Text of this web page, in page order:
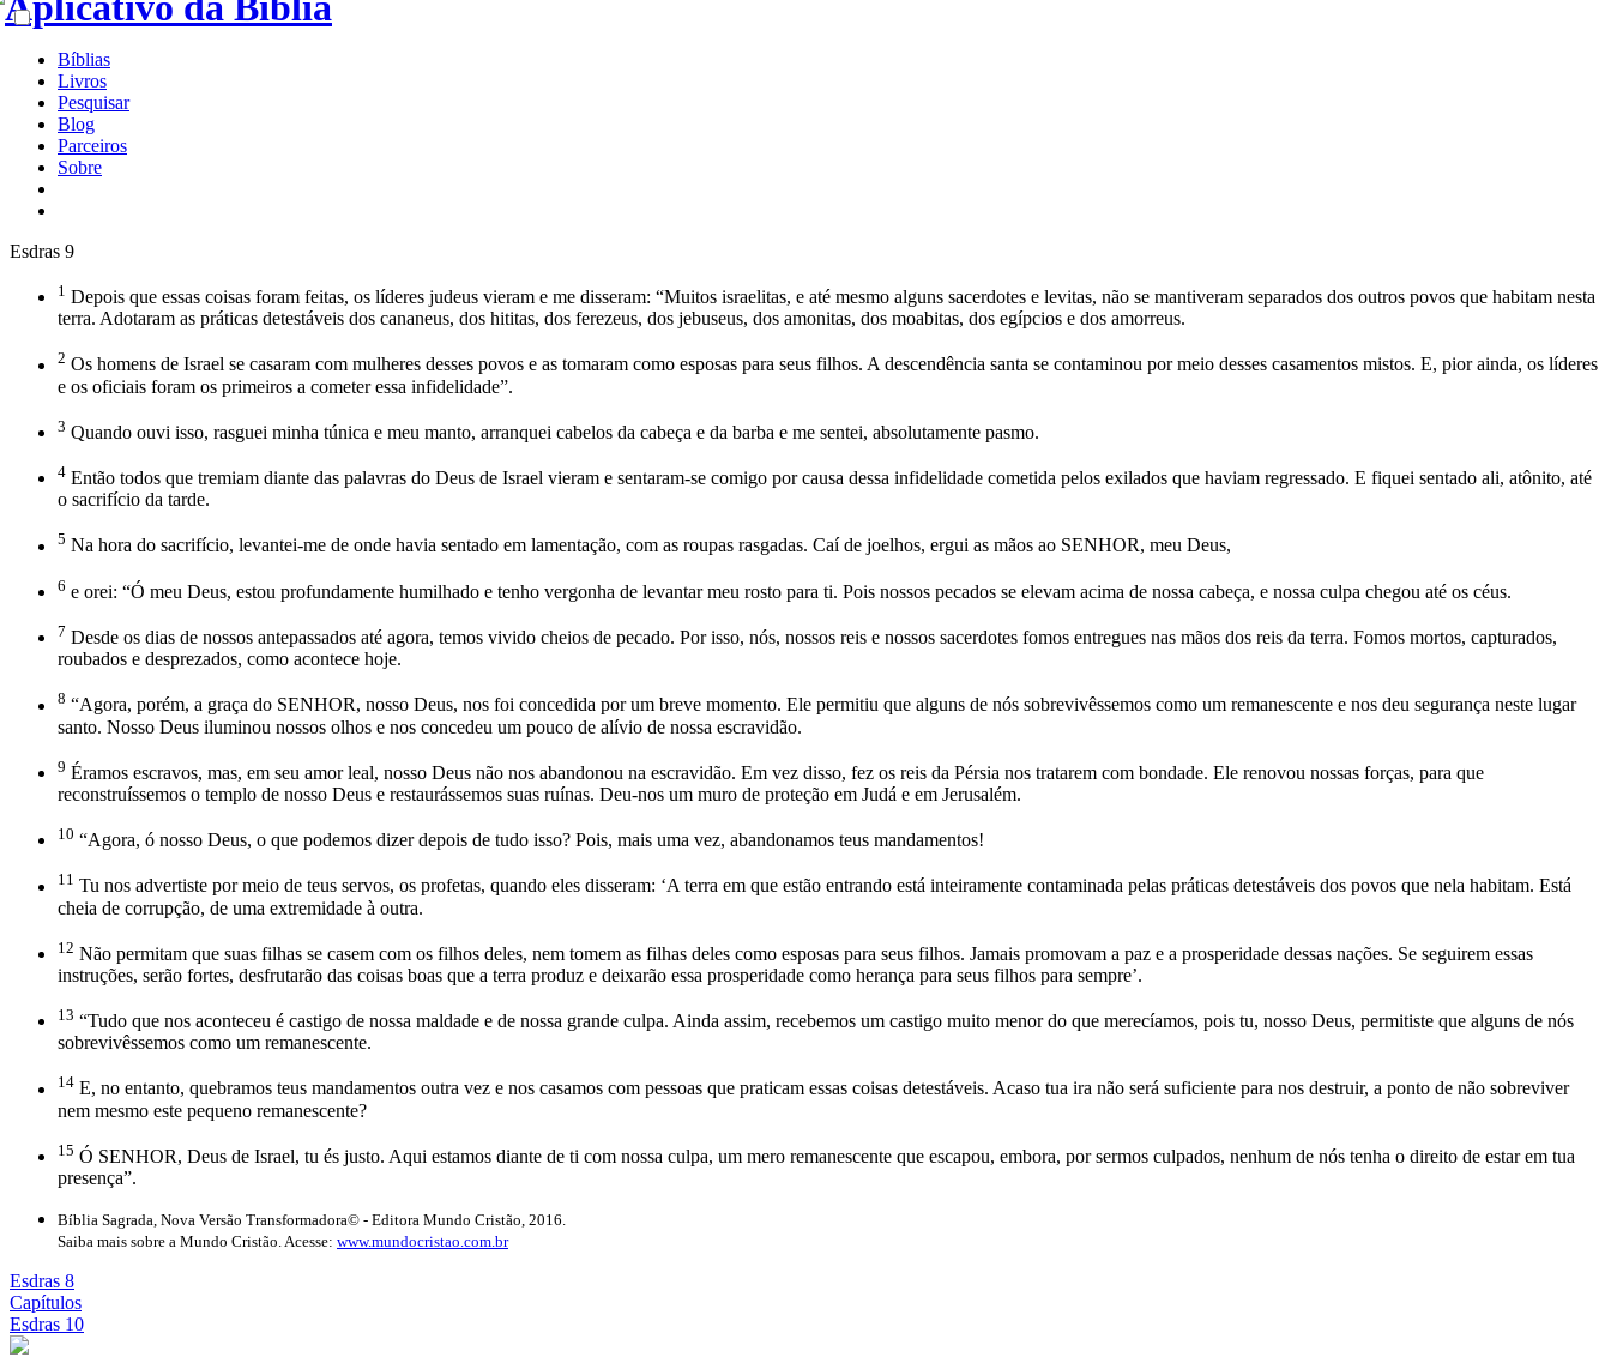
Bíblias
Livros
Pesquisar
Blog
Parceiros
Sobre
Esdras 9
1 Depois que essas coisas foram feitas, os líderes judeus vieram e me disseram: “Muitos israelitas, e até mesmo alguns sacerdotes e levitas, não se mantiveram separados dos outros povos que habitam nesta
terra. Adotaram as práticas detestáveis dos cananeus, dos hititas, dos ferezeus, dos jebuseus, dos amonitas, dos moabitas, dos egípcios e dos amorreus.
2 Os homens de Israel se casaram com mulheres desses povos e as tomaram como esposas para seus filhos. A descendência santa se contaminou por meio desses casamentos mistos. E, pior ainda, os líderes
e os oficiais foram os primeiros a cometer essa infidelidade”.
3 Quando ouvi isso, rasguei minha túnica e meu manto, arranquei cabelos da cabeça e da barba e me sentei, absolutamente pasmo.
4 Então todos que tremiam diante das palavras do Deus de Israel vieram e sentaram-se comigo por causa dessa infidelidade cometida pelos exilados que haviam regressado. E fiquei sentado ali, atônito, até
o sacrifício da tarde.
5 Na hora do sacrifício, levantei-me de onde havia sentado em lamentação, com as roupas rasgadas. Caí de joelhos, ergui as mãos ao SENHOR, meu Deus,
6 e orei: “Ó meu Deus, estou profundamente humilhado e tenho vergonha de levantar meu rosto para ti. Pois nossos pecados se elevam acima de nossa cabeça, e nossa culpa chegou até os céus.
7 Desde os dias de nossos antepassados até agora, temos vivido cheios de pecado. Por isso, nós, nossos reis e nossos sacerdotes fomos entregues nas mãos dos reis da terra. Fomos mortos, capturados,
roubados e desprezados, como acontece hoje.
8 “Agora, porém, a graça do SENHOR, nosso Deus, nos foi concedida por um breve momento. Ele permitiu que alguns de nós sobrevivêssemos como um remanescente e nos deu segurança neste lugar
santo. Nosso Deus iluminou nossos olhos e nos concedeu um pouco de alívio de nossa escravidão.
9 Éramos escravos, mas, em seu amor leal, nosso Deus não nos abandonou na escravidão. Em vez disso, fez os reis da Pérsia nos tratarem com bondade. Ele renovou nossas forças, para que
reconstruíssemos o templo de nosso Deus e restaurássemos suas ruínas. Deu-nos um muro de proteção em Judá e em Jerusalém.
10 “Agora, ó nosso Deus, o que podemos dizer depois de tudo isso? Pois, mais uma vez, abandonamos teus mandamentos!
11 Tu nos advertiste por meio de teus servos, os profetas, quando eles disseram: ‘A terra em que estão entrando está inteiramente contaminada pelas práticas detestáveis dos povos que nela habitam. Está
cheia de corrupção, de uma extremidade à outra.
12 Não permitam que suas filhas se casem com os filhos deles, nem tomem as filhas deles como esposas para seus filhos. Jamais promovam a paz e a prosperidade dessas nações. Se seguirem essas
instruções, serão fortes, desfrutarão das coisas boas que a terra produz e deixarão essa prosperidade como herança para seus filhos para sempre’.
13 “Tudo que nos aconteceu é castigo de nossa maldade e de nossa grande culpa. Ainda assim, recebemos um castigo muito menor do que merecíamos, pois tu, nosso Deus, permitiste que alguns de nós
sobrevivêssemos como um remanescente.
14 E, no entanto, quebramos teus mandamentos outra vez e nos casamos com pessoas que praticam essas coisas detestáveis. Acaso tua ira não será suficiente para nos destruir, a ponto de não sobreviver
nem mesmo este pequeno remanescente?
15 Ó SENHOR, Deus de Israel, tu és justo. Aqui estamos diante de ti com nossa culpa, um mero remanescente que escapou, embora, por sermos culpados, nenhum de nós tenha o direito de estar em tua
presença”.
Bíblia Sagrada, Nova Versão Transformadora© - Editora Mundo Cristão, 2016.
Saiba mais sobre a Mundo Cristão. Acesse: www.mundocristao.com.br
Esdras 8
Capítulos
Esdras 10